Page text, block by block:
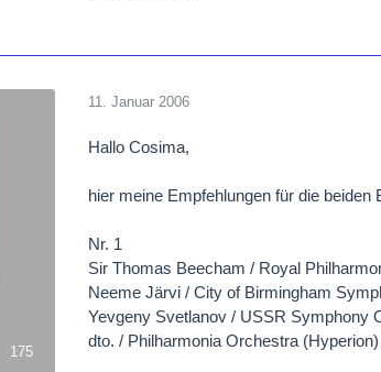
175
11. Januar 2006
Hallo Cosima,
hier meine Empfehlungen für die beiden
Nr. 1
Sir Thomas Beecham / Royal
Neeme Järvi / City of Birmingham
Yevgeny Svetlanov / USSR Symphony
dto. / Philharmonia Orchestra (Hyperion)